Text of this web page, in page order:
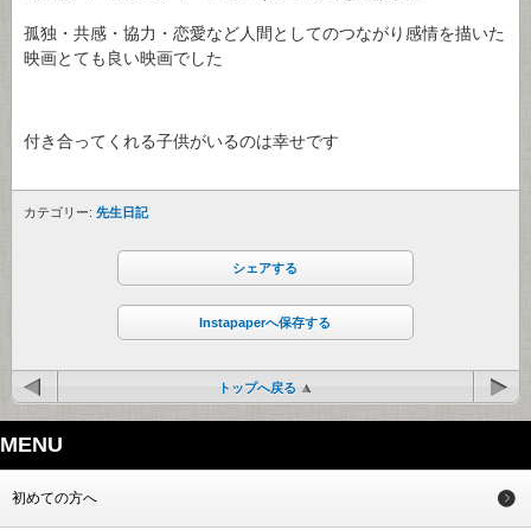
孤独・共感・協力・恋愛など人間としてのつながり感情を描いた
映画とても良い映画でした
付き合ってくれる子供がいるのは幸せです
カテゴリー: 先生日記
シェアする
Instapaperへ保存する
トップへ戻る
MENU
初めての方へ